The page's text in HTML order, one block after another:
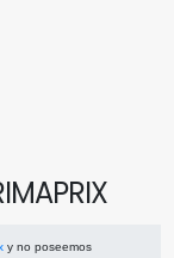
y no poseemos